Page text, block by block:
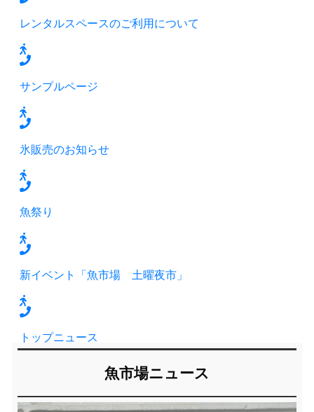
レンタルスペースのご利用について
サンプルページ
氷販売のお知らせ
魚祭り
新イベント「魚市場 土曜夜市」
トップニュース
魚市場ニュース